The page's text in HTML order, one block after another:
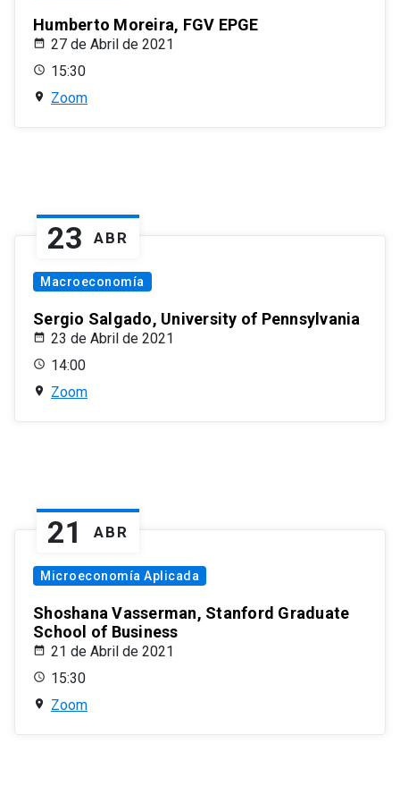
Humberto Moreira, FGV EPGE
27 de Abril de 2021
15:30
Zoom
23 ABR
Macroeconomía
Sergio Salgado, University of Pennsylvania
23 de Abril de 2021
14:00
Zoom
21 ABR
Microeconomía Aplicada
Shoshana Vasserman, Stanford Graduate
School of Business
21 de Abril de 2021
15:30
Zoom